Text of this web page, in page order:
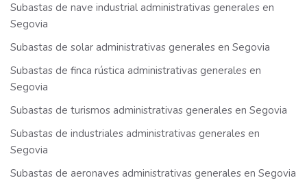
Subastas de nave industrial administrativas generales en
Segovia
Subastas de solar administrativas generales en Segovia
Subastas de finca rústica administrativas generales en
Segovia
Subastas de turismos administrativas generales en Segovia
Subastas de industriales administrativas generales en
Segovia
Subastas de aeronaves administrativas generales en Segovia